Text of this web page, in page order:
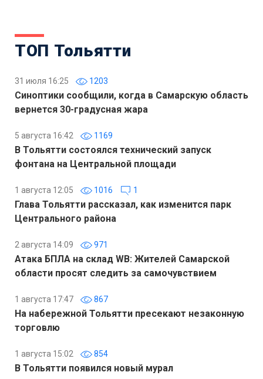
ТОП Тольятти
31 июля 16:25 1203
Синоптики сообщили, когда в Самарскую область
вернется 30-градусная жара
5 августа 16:42 1169
В Тольятти состоялся технический запуск
фонтана на Центральной площади
1 августа 12:05 1016 1
Глава Тольятти рассказал, как изменится парк
Центрального района
2 августа 14:09 971
Атака БПЛА на склад WB: Жителей Самарской
области просят следить за самочувствием
1 августа 17:47 867
На набережной Тольятти пресекают незаконную
торговлю
1 августа 15:02 854
В Тольятти появился новый мурал